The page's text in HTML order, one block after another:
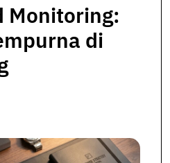
Monitoring:
di